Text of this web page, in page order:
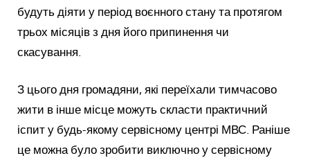
будуть діяти у період воєнного стану та протягом
трьох місяців з дня його припинення чи
скасування.
З цього дня громадяни, які переїхали тимчасово
жити в інше місце можуть скласти практичний
іспит у будь-якому сервісному центрі МВС. Раніше
це можна було зробити виключно у сервісному